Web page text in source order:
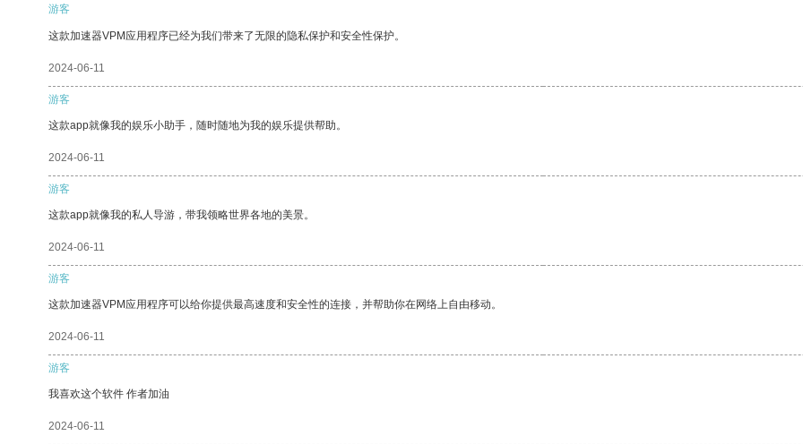
游客
这款加速器VPM应用程序已经为我们带来了无限的隐私保护和安全性保护。
2024-06-11
游客
这款app就像我的娱乐小助手，随时随地为我的娱乐提供帮助。
2024-06-11
游客
这款app就像我的私人导游，带我领略世界各地的美景。
2024-06-11
游客
这款加速器VPM应用程序可以给你提供最高速度和安全性的连接，并帮助你在网络上自由移动。
2024-06-11
游客
我喜欢这个软件 作者加油
2024-06-11